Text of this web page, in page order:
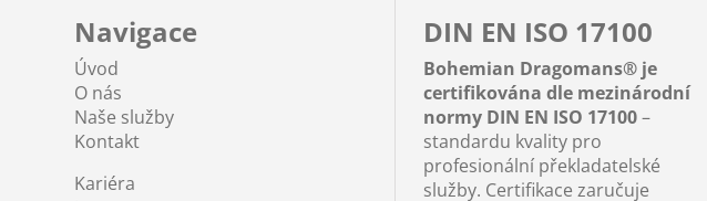
Navigace
Úvod
O nás
Naše služby
Kontakt
Kariéra
DIN EN ISO 17100
Bohemian Dragomans® je
certifikována dle mezinárodní
normy DIN EN ISO 17100–
standardu kvality pro
profesionální překladatelské
služby. Certifikace zaručuje